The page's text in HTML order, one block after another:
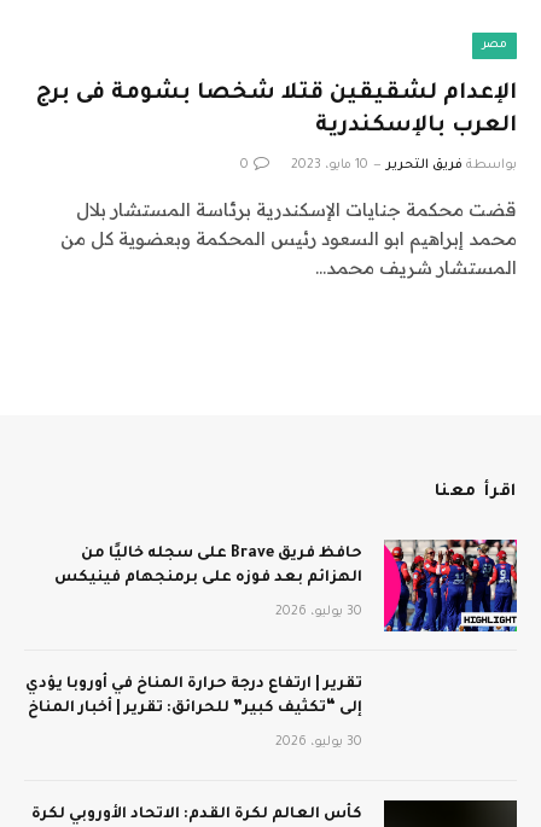
مصر
الإعدام لشقيقين قتلا شخصا بشومة فى برج
العرب بالإسكندرية
بواسطة فريق التحرير 10 مايو، 2023 0
قضت محكمة جنايات الإسكندرية برئاسة المستشار بلال
محمد إبراهيم ابو السعود رئيس المحكمة وبعضوية كل من
المستشار شريف محمد…
اقرأ معنا
حافظ فريق Brave على سجله خاليًا من
الهزائم بعد فوزه على برمنجهام فينيكس
30 يوليو، 2026
تقرير | ارتفاع درجة حرارة المناخ في أوروبا يؤدي
إلى “تكثيف كبير” للحرائق: تقرير | أخبار المناخ
30 يوليو، 2026
كأس العالم لكرة القدم: الاتحاد الأوروبي لكرة